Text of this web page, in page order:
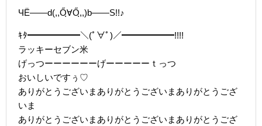
ЧЁ――d(,,Őฺ∀Őฺ,,)b――S!!♪
ｷﾀ━━━━━━＼(ﾟ∀ﾟ)／━━━━━━!!!!
ラッキーセブン米
げっつーーーーーーげーーーーーｔっつ
おいしいですぅ♡
ありがとうございまありがとうございまありがとうござ
いま
ありがとうございまありがとうございまありがとうござ